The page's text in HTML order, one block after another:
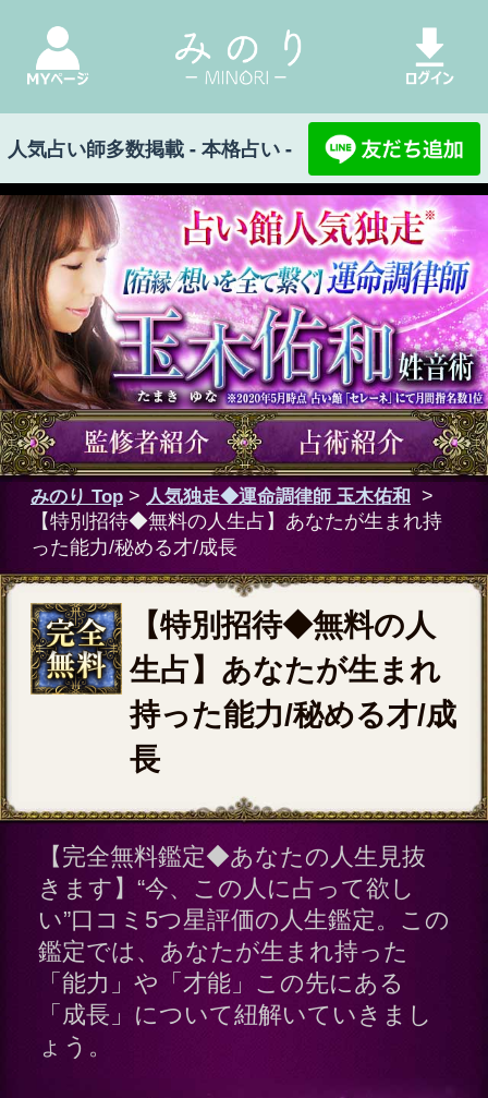
みのり Top >人気独走◆運命調律師 玉木佑和 >
【特別招待◆無料の人生占】あなたが生まれ持
った能力/秘める才/成長
【特別招待◆無料の人
生占】あなたが生まれ
持った能力/秘める才/成
長
【完全無料鑑定◆あなたの人生見抜
きます】“今、この人に占って欲し
い”口コミ5つ星評価の人生鑑定。この
鑑定では、あなたが生まれ持った
「能力」や「才能」この先にある
「成長」について紐解いていきまし